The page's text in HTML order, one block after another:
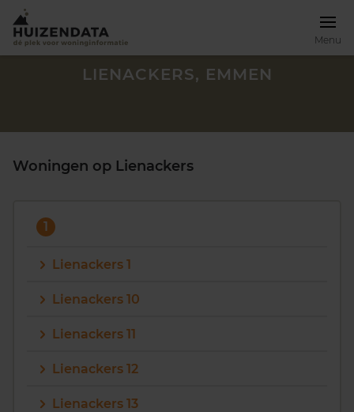
Menu
LIENACKERS, EMMEN
Woningen op Lienackers
1
Lienackers 1
Lienackers 10
Lienackers 11
Lienackers 12
Lienackers 13